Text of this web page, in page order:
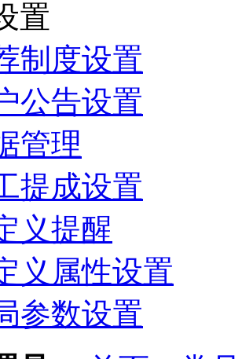
置
制度设置
公告设置
管理
提成设置
义提醒
义属性设置
参数设置